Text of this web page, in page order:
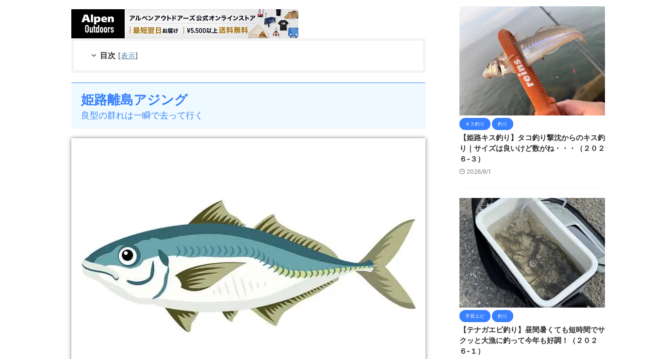
目次 [表示]
姫路離島アジング
良型の群れは一瞬で去って行く
キス釣り 釣り
【姫路キス釣り】タコ釣り撃沈からのキス釣
り｜サイズは良いけど数がね・・・（２０２
６-３）
2026/8/1
手長エビ 釣り
【テナガエビ釣り】昼間暑くても短時間でサ
クッと大漁に釣って今年も好調！（２０２
６-１）